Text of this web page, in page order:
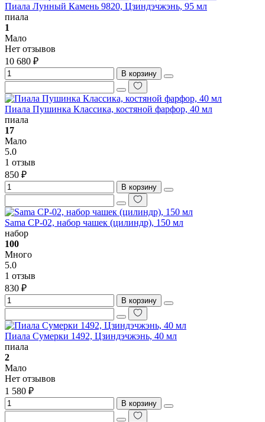
Пиала Лунный Камень 9820, Цзиндэчжэнь, 95 мл
пиала
1
Мало
Нет отзывов
10 680 ₽
В корзину
Пиала Пушинка Классика, костяной фарфор, 40 мл
пиала
17
Мало
5.0
1 отзыв
850 ₽
В корзину
Sama CP-02, набор чашек (цилиндр), 150 мл
набор
100
Много
5.0
1 отзыв
830 ₽
В корзину
Пиала Сумерки 1492, Цзиндэчжэнь, 40 мл
пиала
2
Мало
Нет отзывов
1 580 ₽
В корзину